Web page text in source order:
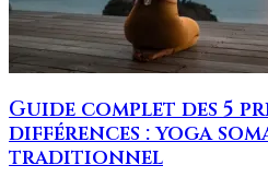
Guide complet des 5
différences : yoga
traditionnel